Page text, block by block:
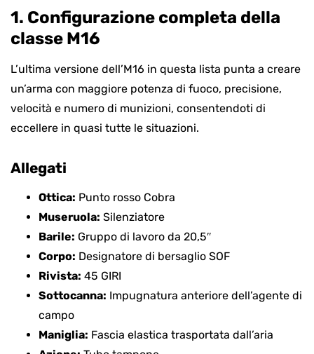
1. Configurazione completa della
classe M16
L’ultima versione dell’M16 in questa lista punta a creare
un’arma con maggiore potenza di fuoco, precisione,
velocità e numero di munizioni, consentendoti di
eccellere in quasi tutte le situazioni.
Allegati
Ottica: Punto rosso Cobra
Museruola: Silenziatore
Barile: Gruppo di lavoro da 20,5″
Corpo: Designatore di bersaglio SOF
Rivista: 45 GIRI
Sottocanna: Impugnatura anteriore dell’agente di
campo
Maniglia: Fascia elastica trasportata dall’aria